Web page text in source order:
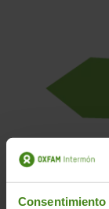
Consentimiento